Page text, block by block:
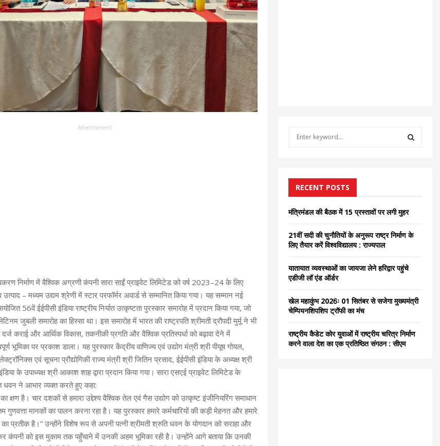
Advertisement
निर्माण में वैश्विक अग्रणी कंपनी सारा साईं प्राइवेट लिमिटेड को वर्ष 2023–24 के लिए
उत्पाद – मध्यम उद्यम श्रेणी में स्टार परफॉर्मर अवार्ड से सम्मानित किया गया। यह सम्मान नई
56वें ईईपीसी इंडिया राष्ट्रीय निर्यात उत्कृष्टता पुरस्कार समारोह में प्रदान किया गया, जो
जुबली समारोह का हिस्सा था। इस समारोह में भारत की राष्ट्रपति श्रीमती द्रौपदी मुर्मू ने भी
दर्ज कराई और आर्थिक विकास, तकनीकी प्रगति और वैश्विक प्रतिस्पर्धा को बढ़ावा देने में
भूमिका पर प्रकाश डाला। यह पुरस्कार केंद्रीय वाणिज्य एवं उद्योग मंत्री श्री पीयूष गोयल,
एवं सूचना प्रौद्योगिकी राज्य मंत्री श्री जितिन प्रसाद, ईईपीसी इंडिया के अध्यक्ष श्री
के उपाध्यक्ष श्री आकाश शाह द्वारा प्रदान किया गया। सारा एसएई प्राइवेट लिमिटेड के
धवन ने आभार व्यक्त करते हुए कहा:
का क्षण है। चार दशकों से हमारा उद्देश्य वैश्विक तेल एवं गैस उद्योग को उत्कृष्ट इंजीनियरिंग समाधान
मानकों का पालन करना रहा है। यह पुरस्कार हमारे कर्मचारियों की कड़ी मेहनत और हमारे
का प्रतीक है।” उन्होंने विशेष रूप से अपनी पत्नी श्रीमती श्रुति धवन के योगदान को सराहा और
कंपनी को इस मुकाम तक पहुँचाने में उनकी अहम भूमिका रही है। उन्होंने आगे बताया कि उनकी
f
o
C
RECENT POSTS
मंत्रिमंडल की बैठक में 15 प्रस्तावों पर लगी मुहर
21वीं सदी की चुनौतियों के अनुरूप राष्ट्र निर्माण के
लिए तैयार करें विश्वविद्यालय : राज्यपाल
यातायात व्यवस्थाओं का जायजा लेने हरिद्वार पहुंचे
एडीजी लॉ एंड ऑर्डर
खेल महाकुंभ 2026ः 01 सितंबर से सजेगा मुख्यमंत्री
चेम्पियनशिपशिप ट्रॉफी का मंच
राष्ट्रीय कैडेट कोर युवाओं में राष्ट्रीय चरित्र निर्माण
करने वाला देश का एक प्रतिष्ठित संगठन : सीएम